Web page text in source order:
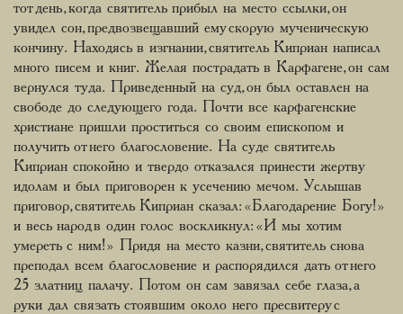
тот день, когда святитель прибыл на место ссылки, он
увидел сон, предвозвещавший ему скорую мученическую
кончину. Находясь в изгнании, святитель Киприан написал
много писем и книг. Желая пострадать в Карфагене, он сам
вернулся туда. Приведенный на суд, он был оставлен на
свободе до следующего года. Почти все карфагенские
христиане пришли проститься со своим епископом и
получить от него благословение. На суде святитель
Киприан спокойно и твердо отказался принести жертву
идолам и был приговорен к усечению мечом. Услышав
приговор, святитель Киприан сказал: «Благодарение Богу!»
и весь народ в один голос воскликнул: «И мы хотим
умереть с ним!» Придя на место казни, святитель снова
преподал всем благословение и распорядился дать от него
25 златниц палачу. Потом он сам завязал себе глаза, а
руки дал связать стоявшим около него пресвитеру с